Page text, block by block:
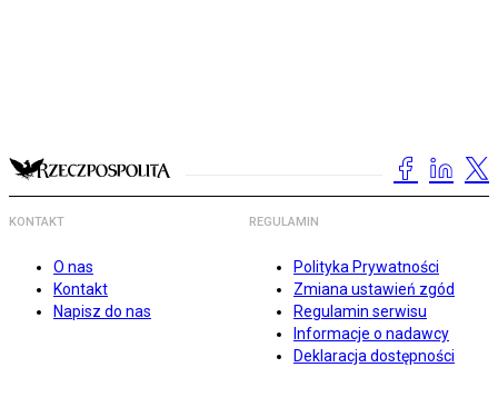
KONTAKT
O nas
Kontakt
Napisz do nas
REGULAMIN
Polityka Prywatności
Zmiana ustawień zgód
Regulamin serwisu
Informacje o nadawcy
Deklaracja dostępności